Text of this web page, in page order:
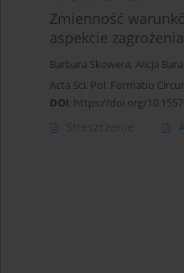
Zmienność
aspekcie
Barbara Skowera, Alicja
Acta Sci. Pol. Formatio
DOI: https://doi.org/
Streszczenie